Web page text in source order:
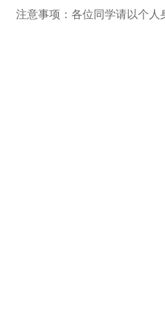
注意事项：各位同学请以个人